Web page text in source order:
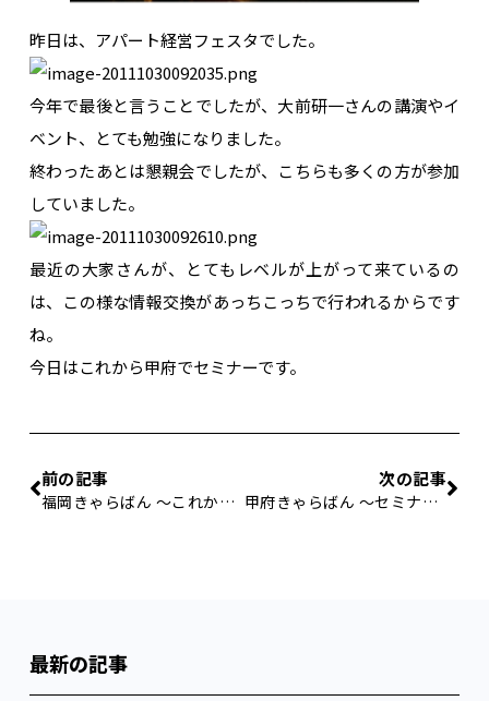
昨日は、アパート経営フェスタでした。
今年で最後と言うことでしたが、大前研一さんの講演やイ
ベント、とても勉強になりました。
終わったあとは懇親会でしたが、こちらも多くの方が参加
していました。
最近の大家さんが、とてもレベルが上がって来ているの
は、この様な情報交換があっちこっちで行われるからです
ね。
今日はこれから甲府でセミナーです。
前の記事
福岡きゃらばん 〜これからの賃貸はどうなっていくのか？を語る会〜
次の記事
甲府きゃらばん 〜セミナー本番〜
最新の記事